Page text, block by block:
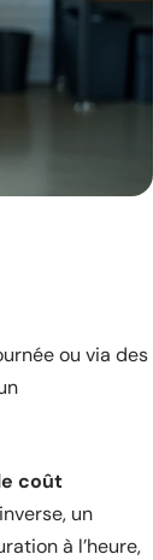
ou via des
coût
un
à l’heure,